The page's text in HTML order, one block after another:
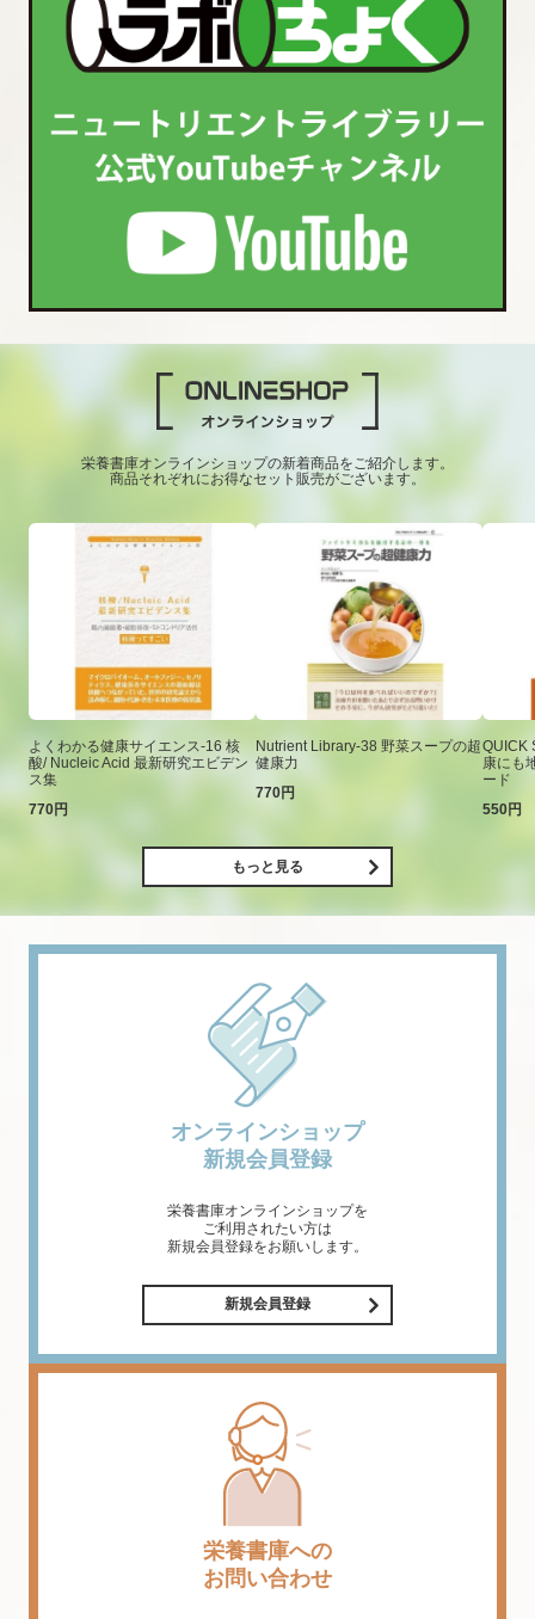
栄養書庫オンラインショップの新着商品をご紹介します。
商品それぞれにお得なセット販売がございます。
よくわかる健康サイエンス-16 核
酸/ Nucleic Acid 最新研究エビデン
ス集
770円
Nutrient Library-38 野菜スープの超
健康力
770円
QUICK
康にも
ード
550円
もっと見る
オンラインショップ
新規会員登録
栄養書庫オンラインショップを
ご利用されたい方は
新規会員登録をお願いします。
新規会員登録
栄養書庫への
お問い合わせ